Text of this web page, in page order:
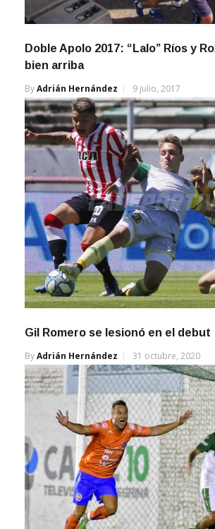
bien arriba
ByAdrián Hernández
ByAdrián Hernández 31 octubre, 2020